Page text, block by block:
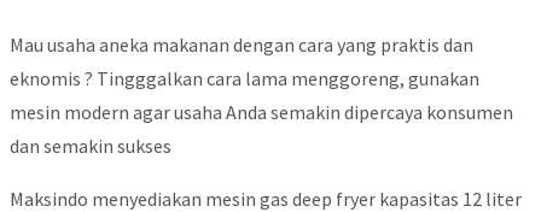
Mau usaha aneka makanan dengan cara yang praktis dan
eknomis ? Tingggalkan cara lama menggoreng, gunakan
mesin modern agar usaha Anda semakin dipercaya konsumen
dan semakin sukses
Maksindo menyediakan mesin gas deep fryer kapasitas 12 liter